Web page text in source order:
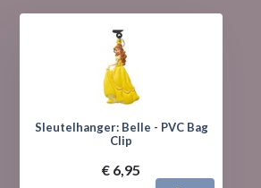
Sleutelhanger: Belle - PVC Bag
Clip
€ 6,95